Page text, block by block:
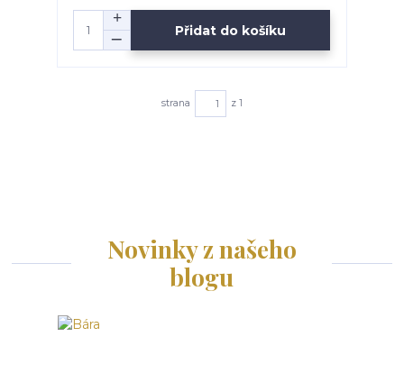
Přidat do košíku
strana z 1
Novinky z našeho
blogu